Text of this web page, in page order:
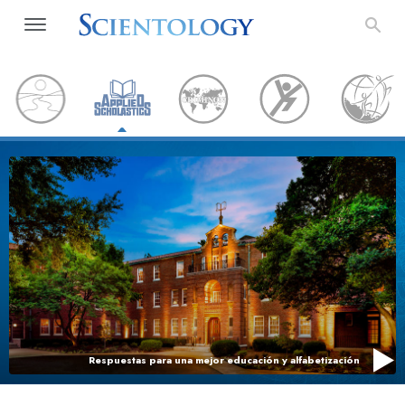
Respuestas para una mejor educación y alfabetización